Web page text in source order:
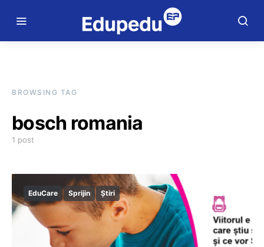
BROWSING TAG
bosch romania
1 post
EduCare Sprijin Știri